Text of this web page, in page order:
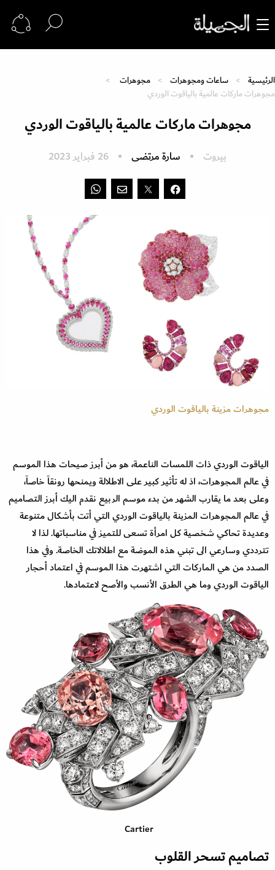
الرئيسية ساعات ومجوهرات
مجوهرات
مجوهرات ماركات عالمية بالياقوت الوردي
مجوهرات ماركات عالمية بالياقوت الوردي
بيروت سارة مرتضى 26 فبراير 2023
مجوهرات مزينة بالياقوت الوردي
الياقوت الوردي ذات اللمسات الناعمة، هو من أبرز صيحات هذا الموسم
في عالم المجوهرات، اذ له تأثير كبير على الاطلالة ويمنحها رونقاً خاصاً،
وعلى بعد ما يقارب الشهر من بدء موسم الربيع نقدم اليك أبرز التصاميم
في عالم المجوهرات المزينة بالياقوت الوردي التي أتت بأشكال متنوعة
وعديدة تحاكي شخصية كل امرأة تسعى للتميز في مناسباتها. لذا لا
تترددي وسارعي الى تبني هذه الموضة مع اطلالاتك الخاصة. وفي هذا
الصدد من هي الماركات التي اشتهرت هذا الموسم في اعتماد أحجار
الياقوت الوردي وما هي الطرق الأنسب والأصح لاعتمادها.
Cartier
تصاميم تسحر القلوب